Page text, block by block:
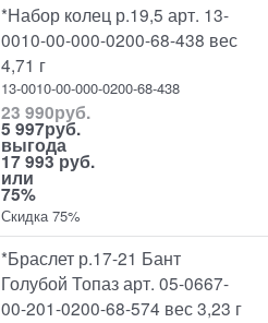
*Набор колец р.19,5 арт. 13-
0010-00-000-0200-68-438 вес
4,71 г
13-0010-00-000-0200-68-438
23 990руб.
5 997руб.
выгода
17 993 руб.
или
75%
Скидка 75%
*Браслет р.17-21 Бант
Голубой Топаз арт. 05-0667-
00-201-0200-68-574 вес 3,23 г